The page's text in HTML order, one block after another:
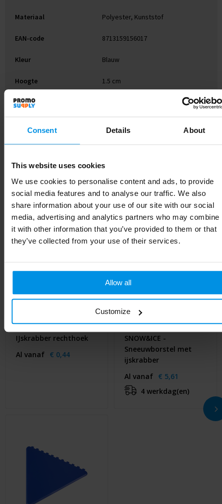
Consent Details About
This website uses cookies
We use cookies to personalise content and ads, to provide
social media features and to analyse our traffic. We also
share information about your use of our site with our social
media, advertising and analytics partners who may combine
it with other information that you’ve provided to them or that
they’ve collected from your use of their services.
Allow all
Customize
Materiaal Polyester, Kunststof
EAN-code 8713159156017
Kleur Blauw
Hoogte 1.5 cm
Breedte
Gerelateerde producten
IJskrabber rechthoek
Al vanaf € 0,44
SNOW&ICE -
Sneeuwborstel met
ijskrabber
Al vanaf € 5,61
4 werkdag(en)